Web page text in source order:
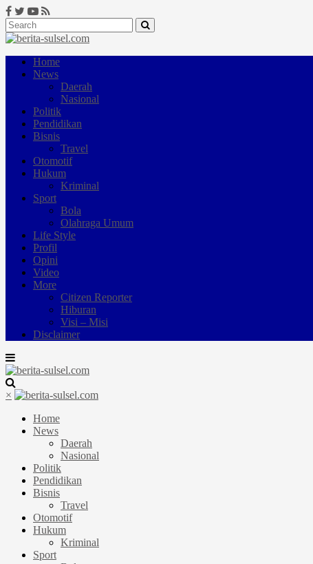
Home
News
Daerah
Nasional
Politik
Pendidikan
Bisnis
Travel
Otomotif
Hukum
Kriminal
Sport
Bola
Olahraga Umum
Life Style
Profil
Opini
Video
More
Citizen Reporter
Hiburan
Visi – Misi
Disclaimer
×
Home
News
Daerah
Nasional
Politik
Pendidikan
Bisnis
Travel
Otomotif
Hukum
Kriminal
Sport